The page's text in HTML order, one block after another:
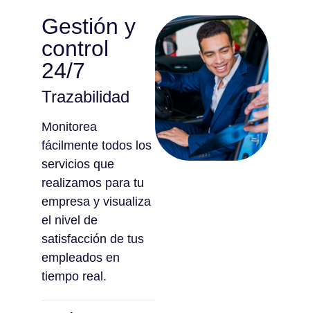
Gestión y
control
24/7
Trazabilidad
Monitorea
fácilmente todos los
servicios que
realizamos para tu
empresa y visualiza
el nivel de
satisfacción de tus
empleados en
tiempo real.